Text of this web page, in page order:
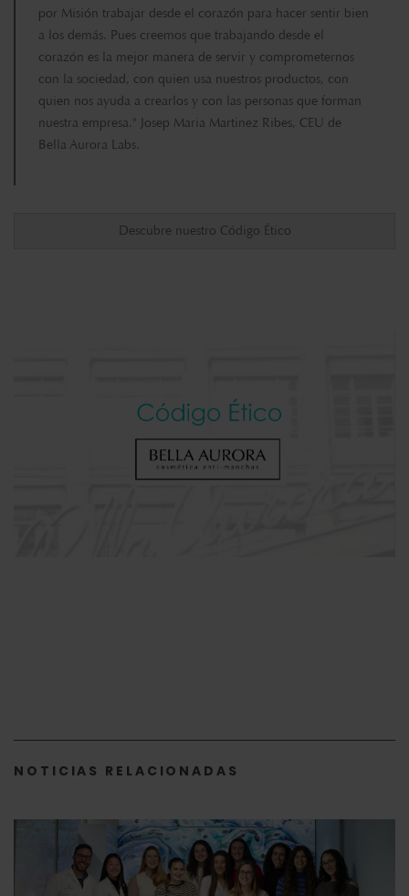
por Misión trabajar desde el corazón para hacer sentir bien
a los demás. Pues creemos que trabajando desde el
corazón es la mejor manera de servir y comprometernos
con la sociedad, con quien usa nuestros productos, con
quien nos ayuda a crearlos y con las personas que forman
nuestra empresa." Josep Maria Martinez Ribes, CEU de
Bella Aurora Labs.
NOTICIAS RELACIONADAS